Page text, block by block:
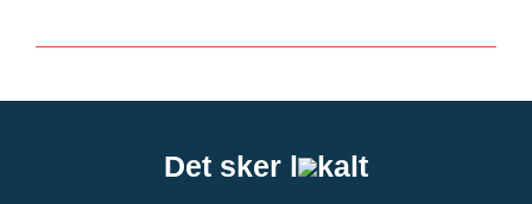
Det sker l kalt